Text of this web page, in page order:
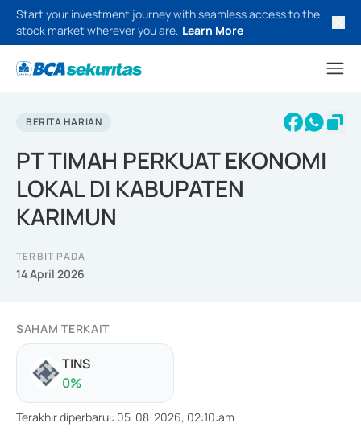
Start your investment journey with seamless access to the
stock market wherever you are. Learn More
BERITA HARIAN
PT TIMAH PERKUAT EKONOMI
LOKAL DI KABUPATEN
KARIMUN
TERBIT PADA
14 April 2026
SAHAM TERKAIT
TINS
0%
Terakhir diperbarui: 05-08-2026, 02:10:am